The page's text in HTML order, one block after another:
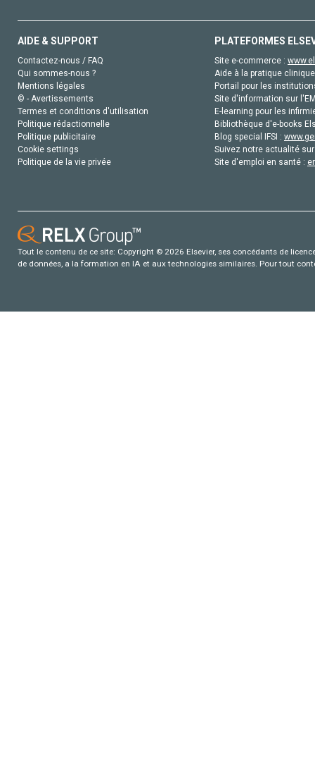
AIDE & SUPPORT
Contactez-nous / FAQ
Qui sommes-nous ?
Mentions légales
© - Avertissements
Termes et conditions d'utilisation
Politique rédactionnelle
Politique publicitaire
Cookie settings
Politique de la vie privée
PLATEFORMES
Site e-commerce :
Aide à la pratique
Portail pour les
Site d'information sur
E-learning pour les
Bibliothèque d'e-books
Blog special IFSI :
Suivez notre actualité
Site d'emploi en santé :
Tout le contenu de ce site: Copyright © 2026 Elsevier, ses concédants de
de données, a la formation en IA et aux technologies similaires. Pour tout